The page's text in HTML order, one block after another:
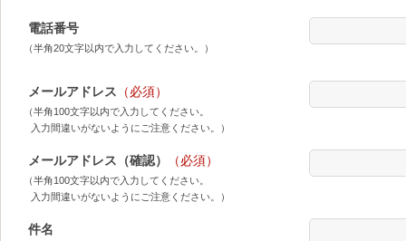
電話番号
（半角20文字以内で入力してください。）
メールアドレス （必須）
（半角100文字以内で入力してください。
入力間違いがないようにご注意ください。）
メールアドレス（確認） （必須）
（半角100文字以内で入力してください。
入力間違いがないようにご注意ください。）
件名